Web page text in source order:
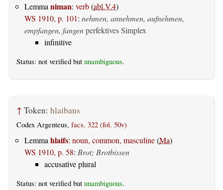
Lemmaniman: verb(abl.V.4)
WS 1910, p. 101: nehmen, annehmen, aufnehmen,
empfangen, fangenperfektives Simplex
infinitive
Status: not verified but unambiguous.
↑ Token: hlaibans
Codex Argenteus, facs. 322 (fol. 50v)
Lemma hlaifs: noun, common, masculine(Ma)
WS 1910, p. 58: Brot; Brotbissen
accusative plural
Status: not verified but unambiguous.